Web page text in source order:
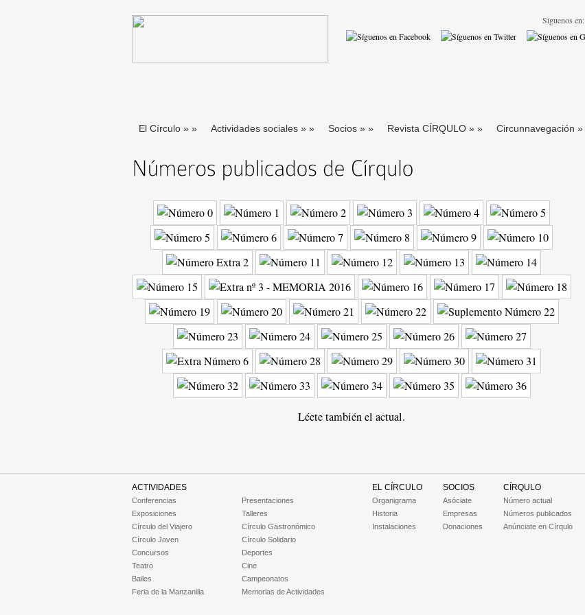
Síguenos en:
El Círculo » » Actividades sociales » » Socios » » Revista CÍRQULO » » Circunnavegación »
Léete también el actual.
ACTIVIDADES
Conferencias
Presentaciones
Exposiciones
Talleres
Círculo del Viajero
Círculo Gastronómico
Círculo Joven
Círculo Solidario
Concursos
Deportes
Teatro
Cine
Bailes
Campeonatos
Feria de la Manzanilla
Memorias de Actividades
EL CÍRCULO
Organigrama
Historia
Instalaciones
SOCIOS
Asóciate
Empresas
Donaciones
CÍRQULO
Número actual
Números publicados
Anúnciate en Círqulo